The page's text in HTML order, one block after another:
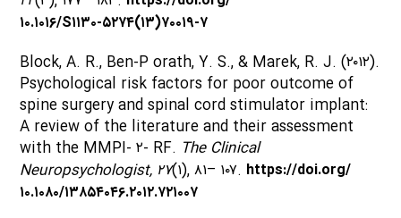
۱۰.۱۰۱۶/S۱۱۳۰-۵۲۷۴(۱۳)۷۰۰۱۹-۷
Block, A. R., Ben-P orath, Y. S., & Marek, R. J. (۲۰۱۲).
Psychological risk factors for poor outcome of
spine surgery and spinal cord stimulator implant:
A review of the literature and their assessment
with the MMPI- ۲- RF. The Clinical
Neuropsychologist, ۲۷(۱), ۸۱– ۱۰۷. https://doi.org/
۱۰.۱۰۸۰/۱۳۸۵۴۰۴۶.۲۰۱۲.۷۲۱۰۰۷